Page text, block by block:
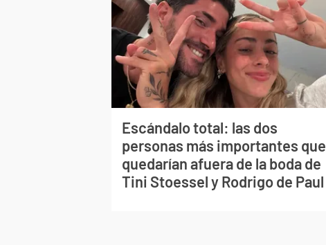
Escándalo total: las dos
personas más importantes que
quedarían afuera de la boda de
Tini Stoessel y Rodrigo de Paul